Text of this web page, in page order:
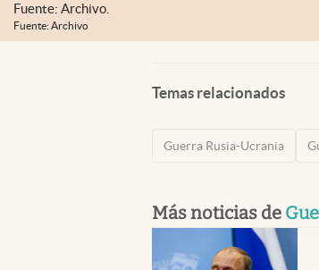
Fuente: Archivo.
Fuente: Archivo
Temas relacionados
Guerra Rusia-Ucrania
Más noticias de